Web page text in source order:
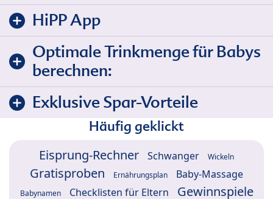
HiPP App
Optimale Trinkmenge für Babys
berechnen:
Exklusive Spar-Vorteile
Häufig geklickt
Eisprung-Rechner Schwanger Wickeln
Gratisproben Ernährungsplan Baby-Massage
Babynamen Checklisten für Eltern
Gewinnspiele